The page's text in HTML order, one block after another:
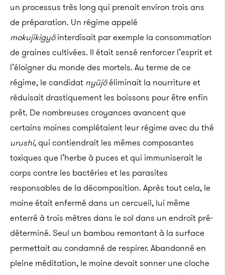
un processus très long qui prenait environ trois ans
de préparation. Un régime appelé
mokujikigyōinterdisait par exemple la consommation
de graines cultivées. Il était sensé renforcer l’esprit et
l’éloigner du monde des mortels. Au terme de ce
régime, le candidat nyūjōéliminait la nourriture et
réduisait drastiquement les boissons pour être enfin
prêt. De nombreuses croyances avancent que
certains moines complétaient leur régime avec du thé
urushi, qui contiendrait les mêmes composantes
toxiques que l’herbe à puces et qui immuniserait le
corps contre les bactéries et les parasites
responsables de la décomposition. Après tout cela, le
moine était enfermé dans un cercueil, lui même
enterré à trois mètres dans le sol dans un endroit pré-
déterminé. Seul un bambou remontant à la surface
permettait au condamné de respirer. Abandonné en
pleine méditation, le moine devait sonner une cloche